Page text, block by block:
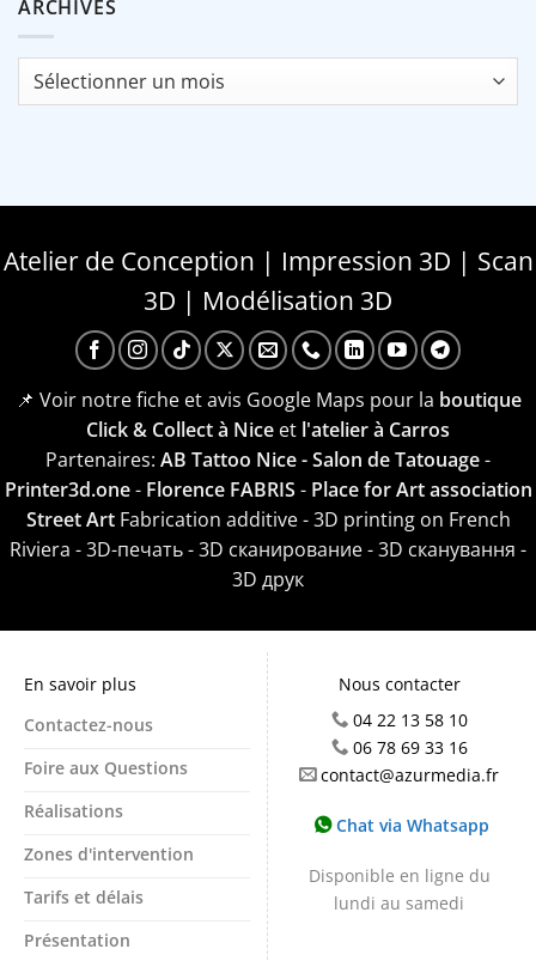
ARCHIVES
Archives
Atelier de Conception | Impression 3D | Scan
3D | Modélisation 3D
📌 Voir notre fiche et avis Google Maps pour la boutique
Click & Collect à Nice et l'atelier à Carros
Partenaires: AB Tattoo Nice - Salon de Tatouage-
Printer3d.one- Florence FABRIS - Place for Art association
Street ArtFabrication additive - 3D printing on French
Riviera - 3D-печать - 3D сканирование - 3D сканування -
3D друк
En savoir plus
Contactez-nous
Foire aux Questions
Réalisations
Zones d'intervention
Tarifs et délais
Présentation
Nous contacter
04 22 13 58 10
06 78 69 33 16
contact@azurmedia.fr
Chat via Whatsapp
Disponible en ligne du
lundi au samedi